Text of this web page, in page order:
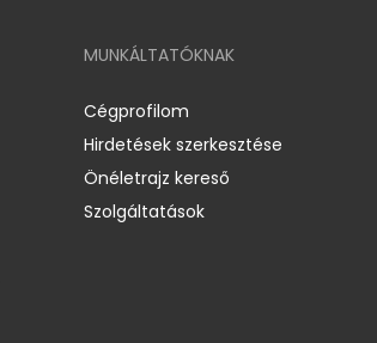
MUNKÁLTATÓKNAK
Cégprofilom
Hirdetések szerkesztése
Önéletrajz kereső
Szolgáltatások